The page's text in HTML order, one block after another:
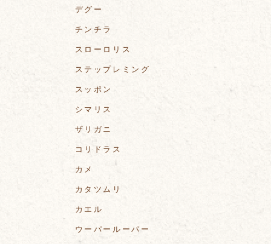
デグー
チンチラ
スローロリス
ステップレミング
スッポン
シマリス
ザリガニ
コリドラス
カメ
カタツムリ
カエル
ウーパールーパー